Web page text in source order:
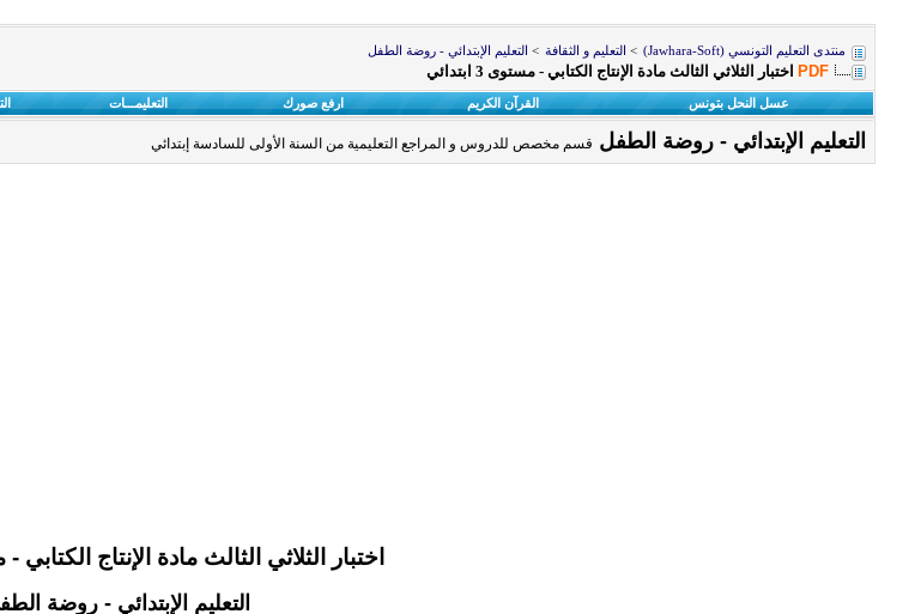
منتدى التعليم التونسي (Jawhara-Soft) > التعليم و الثقافة > التعليم الإبتدائي - روضة الطفل
PDF اختبار الثلاثي الثالث مادة الإنتاج الكتابي - مستوى 3 ابتدائي
عسل النحل بتونس القرآن الكريم ارفع صورك التعليمـــات
التعليم الإبتدائي - روضة الطفل قسم مخصص للدروس و المراجع التعليمية من السنة الأولى للسادسة إبتدائي
اختبار الثلاثي الثالث مادة الإنتاج الكتابي - مستوى
التعليم الإبتدائي - روضة